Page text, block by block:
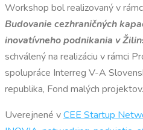
Workshop bol realizovaný v
Budovanie cezhraničných
inovatívneho podnikania v
schválený na realizáciu v rámci
spolupráce Interreg V-A
republika, Fond malých projektov.
Uverejnené vCEE Startup